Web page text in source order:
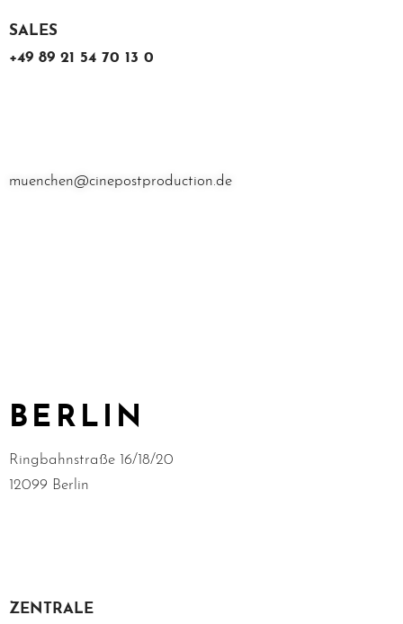
SALES
+49 89 21 54 70 13 0
muenchen@cinepostproduction.de
BERLIN
Ringbahnstraße 16/18/20
12099 Berlin
ZENTRALE